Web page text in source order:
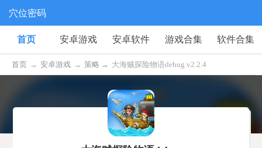
穴位密码
首页 安卓游戏 安卓软件 游戏合集 软件合集
首页 → 安卓游戏 → 策略 → 大海贼探险物语debug v2.2.4